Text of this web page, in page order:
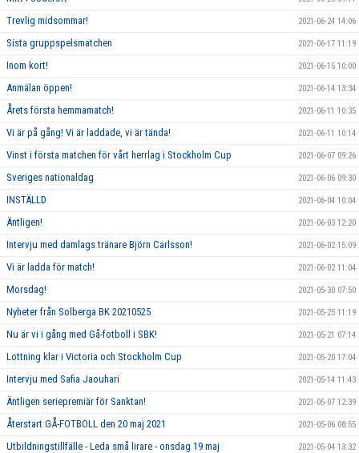
Trevlig midsommar! 2021-06-24 14:06
Sista gruppspelsmatchen 2021-06-17 11:19
Inom kort! 2021-06-15 10:00
Anmälan öppen! 2021-06-14 13:34
Årets första hemmamatch! 2021-06-11 10:35
Vi är på gång! Vi är laddade, vi är tända! 2021-06-11 10:14
Vinst i första matchen för vårt herrlag i Stockholm Cup 2021-06-07 09:26
Sveriges nationaldag 2021-06-06 09:30
INSTÄLLD 2021-06-04 10:04
Äntligen! 2021-06-03 12:20
Intervju med damlags tränare Björn Carlsson! 2021-06-02 15:09
Vi är ladda för match! 2021-06-02 11:04
Morsdag! 2021-05-30 07:50
Nyheter från Solberga BK 20210525 2021-05-25 11:19
Nu är vi i gång med Gå-fotboll i SBK! 2021-05-21 07:14
Lottning klar i Victoria och Stockholm Cup 2021-05-20 17:04
Intervju med Safia Jaouhari 2021-05-14 11:43
Äntligen seriepremiär för Sanktan! 2021-05-07 12:39
Återstart GÅ-FOTBOLL den 20 maj 2021 2021-05-06 08:55
Utbildningstillfälle - Leda små lirare - onsdag 19 maj 2021-05-04 13:32